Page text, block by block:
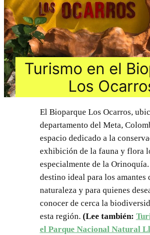
Turismo en el
Los
El Bioparque Los Ocarros,
departamento del Meta,
espacio dedicado a la
exhibición de la fauna y flora
especialmente de la Orinoquía.
destino ideal para los amantes
naturaleza y para quienes
conocer de cerca la
esta región. (Lee también:
el Parque Nacional Natural